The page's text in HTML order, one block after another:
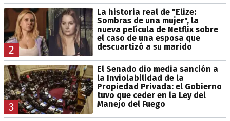
2
La historia real de "Elize:
Sombras de una mujer", la
nueva película de Netflix sobre
el caso de una esposa que
descuartizó a su marido
3
El Senado dio media sanción a
la Inviolabilidad de la
Propiedad Privada: el Gobierno
tuvo que ceder en la Ley del
Manejo del Fuego